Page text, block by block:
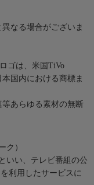
なる場合がございま
ゴは、米国TiVo
国内における商標ま
あらゆる素材の無断
ク）
いい、テレビ番組の公
利用したサービスに